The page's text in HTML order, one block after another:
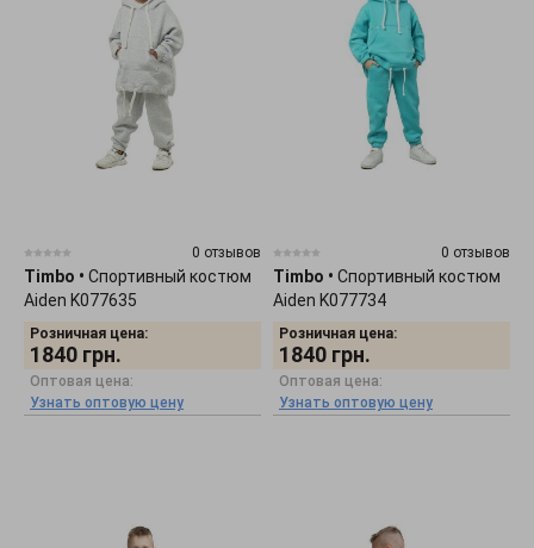
0 отзывов
Timbo • Спортивный костюм
Aiden K077635
Розничная цена:
1840 грн.
Оптовая цена:
Узнать оптовую цену
0 отзывов
Timbo • Спортивный костюм
Aiden K077734
Розничная цена:
1840 грн.
Оптовая цена:
Узнать оптовую цену